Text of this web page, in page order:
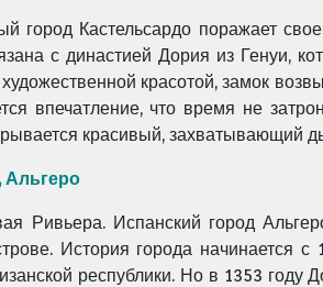
город Кастельсардо поражает
с династией Дория из Генуи,
красотой, замок
впечатление, что время не
красивый, захватывающий
Альгеро
Ривьера. Испанский город
История города начинается
республики. Но в 1353